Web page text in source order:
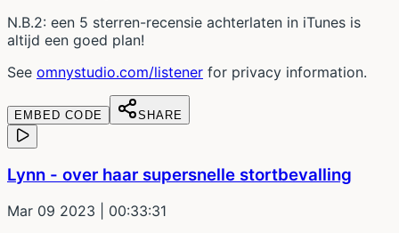
N.B.2: een 5 sterren-recensie achterlaten in iTunes is
altijd een goed plan!
See omnystudio.com/listener for privacy information.
EMBED CODE SHARE
Lynn - over haar supersnelle stortbevalling
Mar 09 2023 | 00:33:31